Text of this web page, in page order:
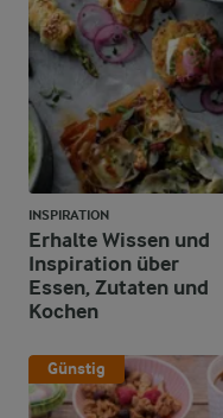
INSPIRATION
Erhalte Wissen und
Inspiration über
Essen, Zutaten und
Kochen
Günstig